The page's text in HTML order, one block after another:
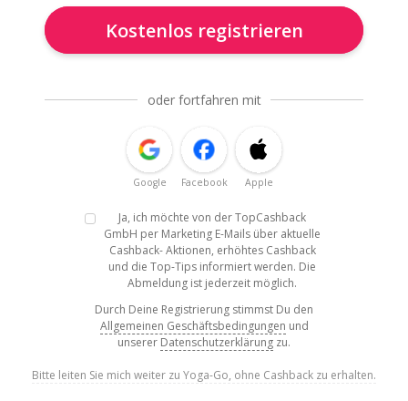
Kostenlos registrieren
oder fortfahren mit
Google Facebook Apple
Ja, ich möchte von der TopCashback
GmbH per Marketing E-Mails über aktuelle
Cashback- Aktionen, erhöhtes Cashback
und die Top-Tips informiert werden. Die
Abmeldung ist jederzeit möglich.
Durch Deine Registrierung stimmst Du den
Allgemeinen Geschäftsbedingungen und
unserer Datenschutzerklärung zu.
Bitte leiten Sie mich weiter zu Yoga-Go, ohne Cashback zu erhalten.